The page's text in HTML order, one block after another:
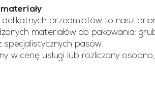
delikatnych przedmiotów to nasz
materiałów do pakowania:
pasów.
w cenę usługi lub rozliczony